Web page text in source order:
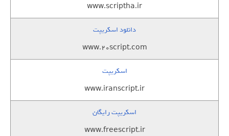
www.scriptha.ir
دانلود اسکریپت
www.20script.com
اسکریپت
www.iranscript.ir
اسکریپت رایگان
www.freescript.ir